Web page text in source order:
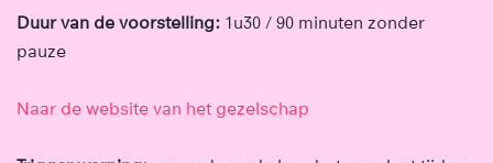
Duur van de voorstelling: 1u30 / 90 minuten zonder
pauze
Naar de website van het gezelschap